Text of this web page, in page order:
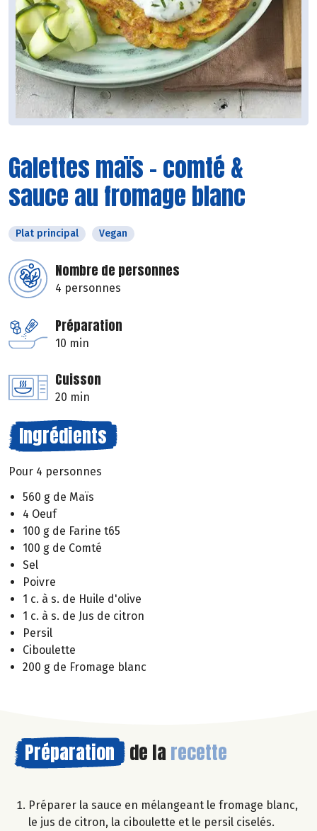
Galettes maïs - comté &
sauce au fromage blanc
Plat principal Vegan
Nombre de personnes
4 personnes
Préparation
10 min
Cuisson
20 min
Ingrédients
Pour 4 personnes
560 g de Maïs
4 Oeuf
100 g de Farine t65
100 g de Comté
Sel
Poivre
1 c. à s. de Huile d'olive
1 c. à s. de Jus de citron
Persil
Ciboulette
200 g de Fromage blanc
Préparation de la recette
Préparer la sauce en mélangeant le fromage blanc,
le jus de citron, la ciboulette et le persil ciselés.